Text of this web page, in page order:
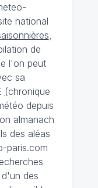
national
,
de
l'on peut
sa
(chronique
depuis
almanach
des aléas
paris.com
des